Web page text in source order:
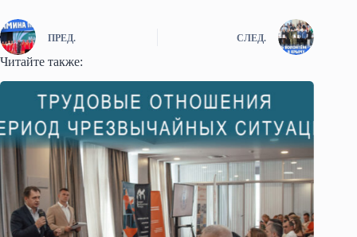
ПРЕД. СЛЕД.
Читайте также: